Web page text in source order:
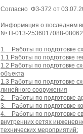
Согласно ФЗ-372 от
Информация о последнем
№ П-013-2536017088-
1. Работы по подготовке
1.1 Работы по подготовке
1.2 Работы по подготовке
объекта
1.3 Работы по подготовке
линейного сооружения
2. Работы по подготовке
3. Работы по подготовке
4. Работы по подготовке
внутренних сетях
технических мероприятий: